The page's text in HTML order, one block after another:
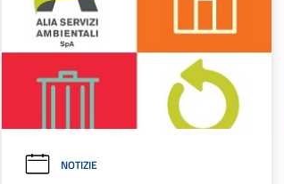
NOTIZIE